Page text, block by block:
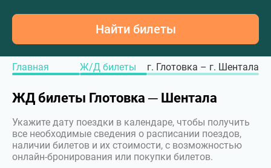
Найти билеты
Главная Ж/Д билеты г. Глотовка – г. Шентала
ЖД билеты Глотовка ─ Шентала
Укажите дату поездки в календаре, чтобы получить
все необходимые сведения о расписании поездов,
наличии билетов и их стоимости, с возможностью
онлайн-бронирования или покупки билетов.